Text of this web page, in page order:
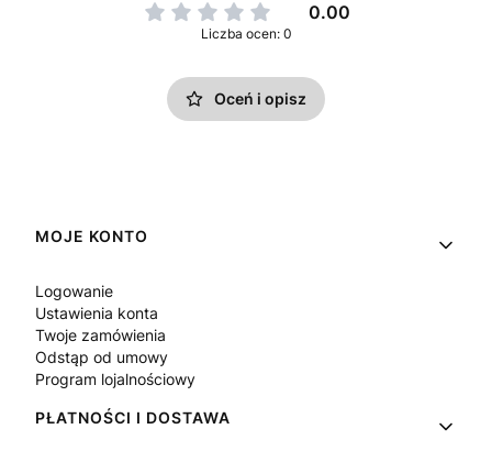
0.00
Liczba ocen: 0
Oceń i opisz
Linki w stopce
MOJE KONTO
Logowanie
Ustawienia konta
Twoje zamówienia
Odstąp od umowy
Program lojalnościowy
PŁATNOŚCI I DOSTAWA